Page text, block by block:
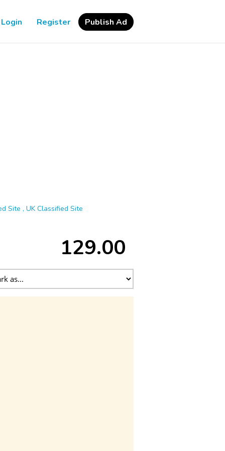
Login Register Publish Ad
Site , UK Classified Site
129.00 ₹